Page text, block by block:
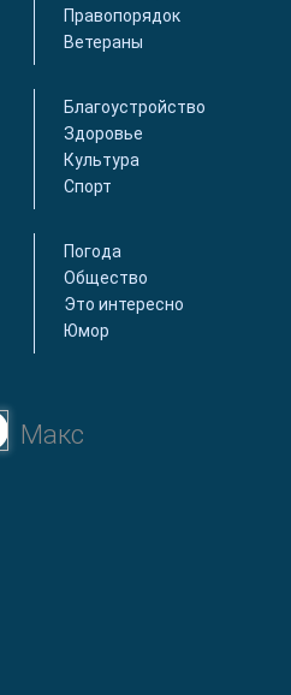
Правопорядок
Ветераны
Благоустройство
Здоровье
Культура
Спорт
Погода
Общество
Это интересно
Юмор
Макс